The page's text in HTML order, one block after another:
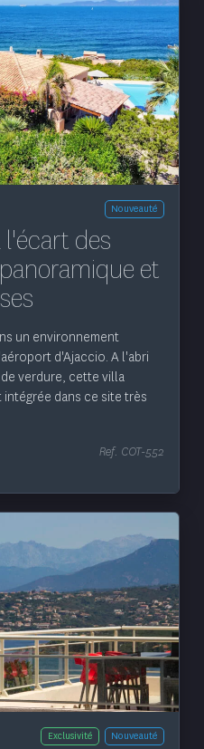
bien
Nouveauté
des
et
un environnement
d'Ajaccio. A l'abri
verdure, cette villa
dans ce site très
Ref. COT-552
bien
Exclusivité Nouveauté